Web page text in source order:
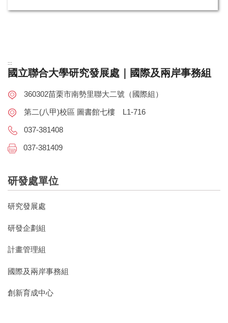
:::
國立聯合大學研究發展處｜國際及兩岸事務組
360302苗栗市南勢里聯大二號（國際組）
第二(八甲)校區 圖書館七樓 L1-716
037-381408
037-381409
研發處單位
研究發展處
研發企劃組
計畫管理組
國際及兩岸事務組
創新育成中心